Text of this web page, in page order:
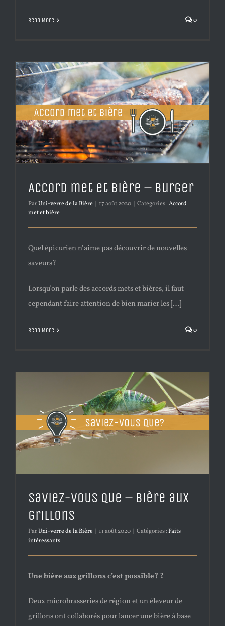
Read More 0
Accord met et bière – Burger
ParUni-verre de la Bière 17 août 2020 Catégories :Accord
met et bière
Quel épicurien n’aime pas découvrir de nouvelles
saveurs?
Lorsqu’on parle des accords mets et bières, il faut
cependant faire attention de bien marier les […]
Read More 0
Saviez-vous que – Bière aux
grillons
ParUni-verre de la Bière 11 août 2020 Catégories :Faits
intéressants
Une bière aux grillons c’est possible? ?
Deux microbrasseries de région et un éleveur de
grillons ont collaborés pour lancer une bière à base